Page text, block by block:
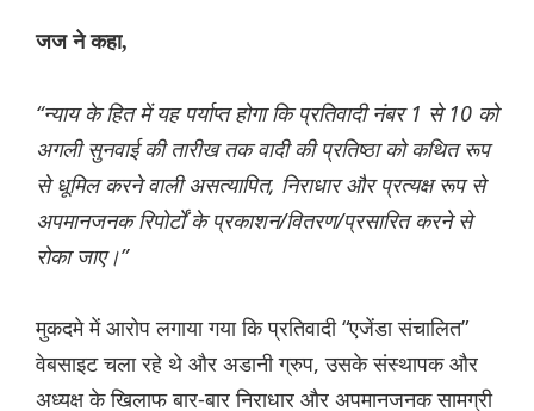
जज ने कहा,
“न्याय के हित में यह पर्याप्त होगा कि प्रतिवादी नंबर 1 से 10 को
अगली सुनवाई की तारीख तक वादी की प्रतिष्ठा को कथित रूप
से धूमिल करने वाली असत्यापित, निराधार और प्रत्यक्ष रूप से
अपमानजनक रिपोर्टों के प्रकाशन/वितरण/प्रसारित करने से
रोका जाए।”
मुकदमे में आरोप लगाया गया कि प्रतिवादी “एजेंडा संचालित”
वेबसाइट चला रहे थे और अडानी ग्रुप, उसके संस्थापक और
अध्यक्ष के खिलाफ बार-बार निराधार और अपमानजनक सामग्री